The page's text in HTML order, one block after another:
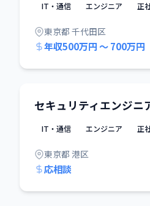
IT・通信 エンジニア 正
東京都 千代田区
年収500万円 〜 700万円
セキュリティエンジニ
IT・通信 エンジニア 正
東京都 港区
応相談